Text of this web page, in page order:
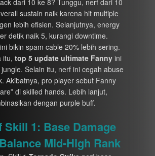
dari 10 ke 8? Tunggu, nerf dari 10
sustain naik karena hit multiple
lebih efisien. Selanjutnya, energy
detik naik 5, kurangi downtime.
bikin spam cable 20% lebih sering.
itu, top 5 update ultimate Fanny ini
Selain itu, nerf ini cegah abuse
Akibatnya, pro player sebut Fanny
di skilled hands. Lebih lanjut,
dengan purple buff.
Skill 1: Base Damage
Mid-High Rank